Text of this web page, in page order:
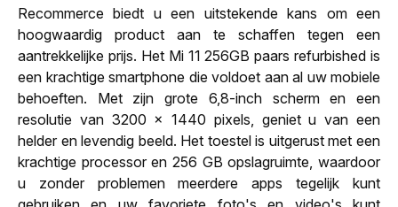
Recommerce biedt u een uitstekende kans om een
hoogwaardig product aan te schaffen tegen een
aantrekkelijke prijs. Het Mi 11 256GB paars refurbished is
een krachtige smartphone die voldoet aan al uw mobiele
behoeften. Met zijn grote 6,8-inch scherm en een
resolutie van 3200 x 1440 pixels, geniet u van een
helder en levendig beeld. Het toestel is uitgerust met een
krachtige processor en 256 GB opslagruimte, waardoor
u zonder problemen meerdere apps tegelijk kunt